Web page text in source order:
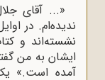
«... آقای
ندیده‌ام. در
نشسته‌اند و
ایشان به من
آمده است.»